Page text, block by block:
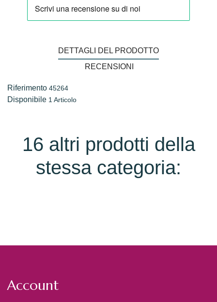
DETTAGLI DEL PRODOTTO
RECENSIONI
Riferimento 45264
Disponibile 1 Articolo
16 altri prodotti della
stessa categoria:
Account